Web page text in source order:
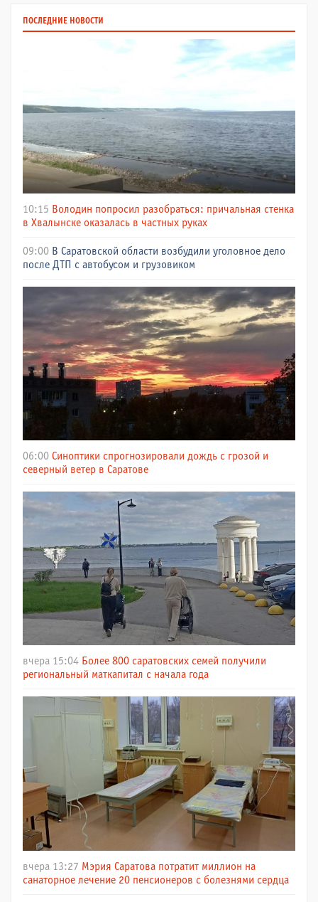
ПОСЛЕДНИЕ НОВОСТИ
10:15 Володин попросил разобраться: причальная стенка
в Хвалынске оказалась в частных руках
09:00 В Саратовской области возбудили уголовное дело
после ДТП с автобусом и грузовиком
06:00 Синоптики спрогнозировали дождь с грозой и
северный ветер в Саратове
вчера 15:04 Более 800 саратовских семей получили
региональный маткапитал с начала года
вчера 13:27 Мэрия Саратова потратит миллион на
санаторное лечение 20 пенсионеров с болезнями сердца